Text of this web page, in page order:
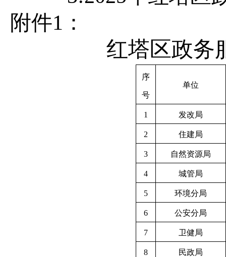
附件1 ：
红塔区政务
序
号
单位
1 发改局
2 住建局
3 自然资源局
4 城管局
5 环境分局
6 公安分局
7 卫健局
8 民政局